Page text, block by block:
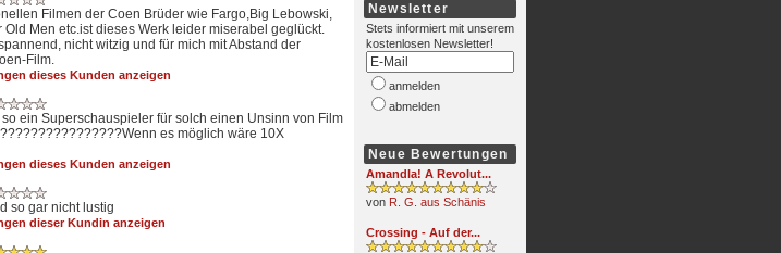
Filmen der Coen Brüder wie Fargo,Big Lebowski,
Old Men etc.ist dieses Werk leider miserabel geglückt.
nicht witzig und für mich mit Abstand der
Film.
dieses Kunden anzeigen
ein Superschauspieler für solch einen Unsinn von Film
es möglich wäre 10X
dieses Kunden anzeigen
so gar nicht lustig
dieser Kundin anzeigen
Newsletter
Stets informiert mit unserem
kostenlosen Newsletter!
anmelden
abmelden
Neue Bewertungen
Amandla! A Revolut...
von R. G. aus Schänis
Crossing - Auf der...